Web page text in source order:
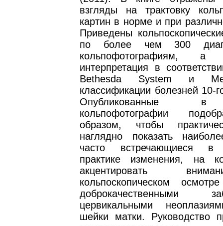
взгляды на трактовку
картин в норме и при
Приведены
по более чем 300
кольпофотографиям,
интерпретация в
Bethesda System и
классификации болезней 10-
Опубликованные в
кольпофотографии
образом, чтобы
наглядно показать
часто встречающиеся в
практике изменения, на
акцентировать
кольпоскопическом
доброкачественными
цервикальными
шейки матки. Руководство